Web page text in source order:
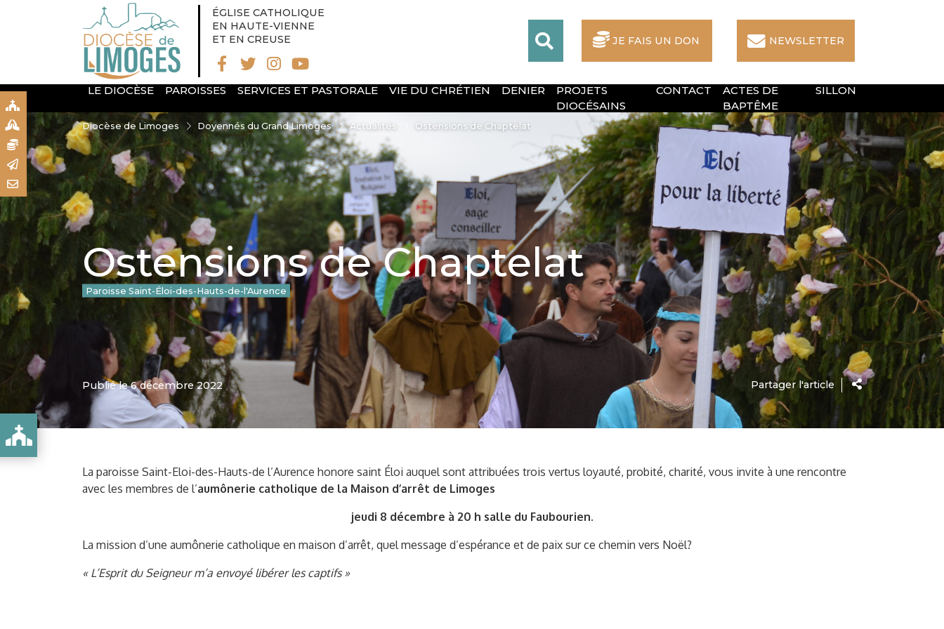
ÉGLISE CATHOLIQUE
EN HAUTE-VIENNE
ET EN CREUSE
JE FAIS UN DON NEWSLETTER
LE DIOCÈSE PAROISSES SERVICES ET PASTORALE VIE DU CHRÉTIEN DENIER
PROJETS
DIOCÉSAINS
CONTACT
ACTES DE
BAPTÊME
SILLON
Diocèse de Limoges Doyennés du Grand Limoges Actualités Ostensions de Chaptelat
Ostensions de Chaptelat
Paroisse Saint-Éloi-des-Hauts-de-l'Aurence
Partager l'article
Publié le 6 décembre 2022
La paroisse Saint-Eloi-des-Hauts-de l’Aurence honore saint Éloi auquel sont attribuées trois vertus loyauté, probité, charité, vous invite à une rencontre
avec les membres de l’aumônerie catholique de la Maison d’arrêt de Limoges
jeudi 8 décembre à 20 h salle du Faubourien.
La mission d’une aumônerie catholique en maison d’arrêt, quel message d’espérance et de paix sur ce chemin vers Noël?
« L’Esprit du Seigneur m’a envoyé libérer les captifs »